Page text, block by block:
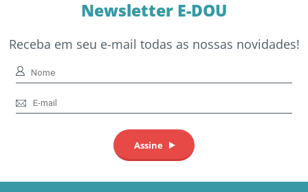
Newsletter E-DOU
Receba em seu e-mail todas as nossas novidades!